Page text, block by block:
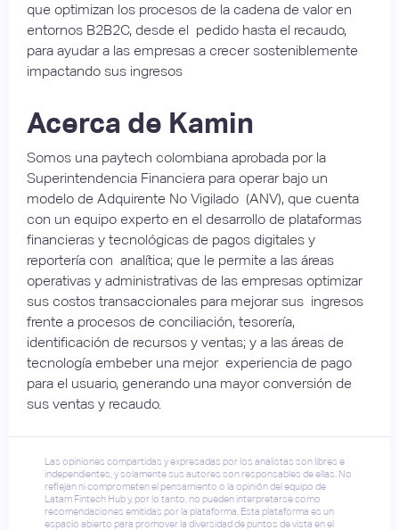
que optimizan los procesos de la cadena de valor en
entornos B2B2C, desde el pedido hasta el recaudo,
para ayudar a las empresas a crecer sosteniblemente
impactando sus ingresos
Acerca de Kamin
Somos una paytech colombiana aprobada por la
Superintendencia Financiera para operar bajo un
modelo de Adquirente No Vigilado (ANV), que cuenta
con un equipo experto en el desarrollo de plataformas
financieras y tecnológicas de pagos digitales y
reportería con analítica; que le permite a las áreas
operativas y administrativas de las empresas optimizar
sus costos transaccionales para mejorar sus ingresos
frente a procesos de conciliación, tesorería,
identificación de recursos y ventas; y a las áreas de
tecnología embeber una mejor experiencia de pago
para el usuario, generando una mayor conversión de
sus ventas y recaudo.
Las opiniones compartidas y expresadas por los analistas son libres e
independientes, y solamente sus autores son responsables de ellas. No
reflejan ni comprometen el pensamiento o la opinión del equipo de
Latam Fintech Hub y, por lo tanto, no pueden interpretarse como
recomendaciones emitidas por la plataforma. Esta plataforma es un
espacio abierto para promover la diversidad de puntos de vista en el